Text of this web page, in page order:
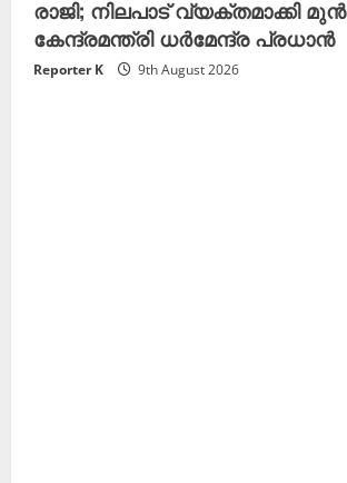
രാജി; നിലപാട് വ്യക്തമാക്കി മുൻ
കേന്ദ്രമന്ത്രി ധർമേന്ദ്ര പ്രധാൻ
Reporter K 9th August 2026